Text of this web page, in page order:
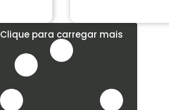
Clique para carregar mais